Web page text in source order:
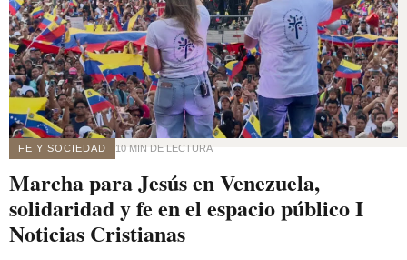
FE Y SOCIEDAD 10 MIN DE LECTURA
Marcha para Jesús en Venezuela,
solidaridad y fe en el espacio público I
Noticias Cristianas